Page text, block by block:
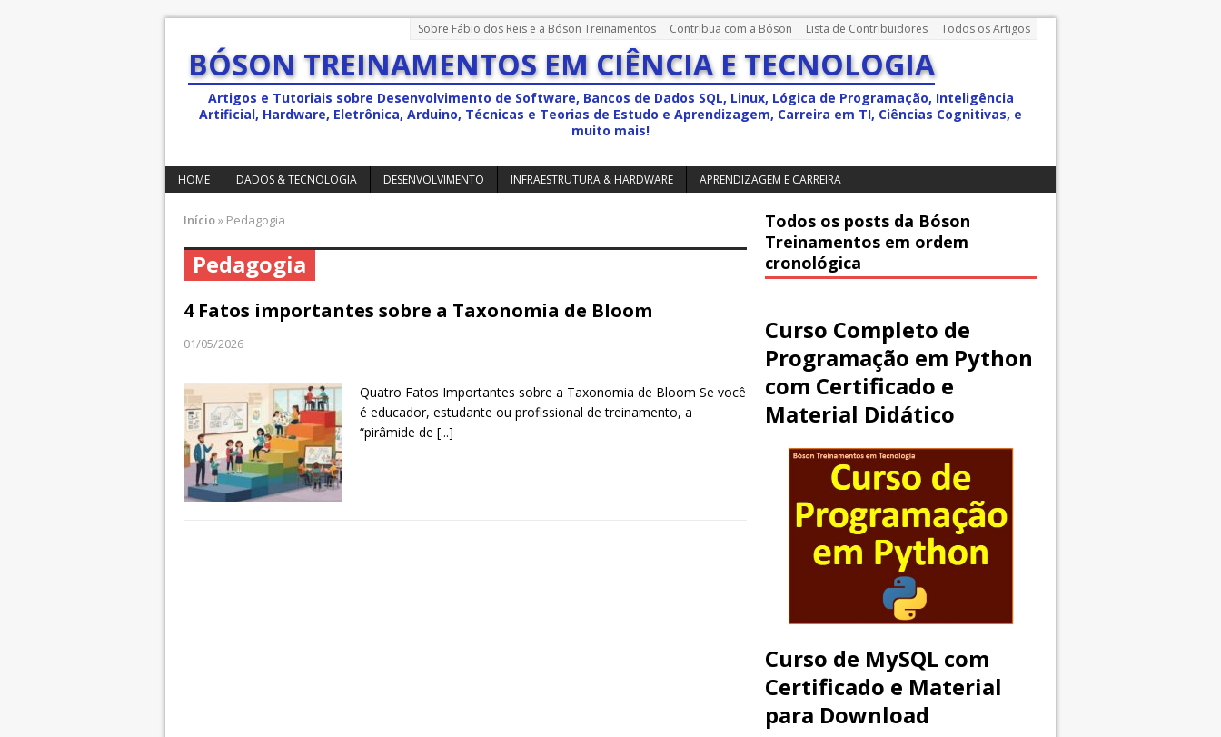
Sobre Fábio dos Reis e a Bóson Treinamentos Contribua com a Bóson Lista de Contribuidores Todos os Artigos
BÓSON TREINAMENTOS EM CIÊNCIA E TECNOLOGIA
Artigos e Tutoriais sobre Desenvolvimento de Software, Bancos de Dados SQL, Linux, Lógica de Programação, Inteligência
Artificial, Hardware, Eletrônica, Arduino, Técnicas e Teorias de Estudo e Aprendizagem, Carreira em TI, Ciências Cognitivas, e
muito mais!
HOME DADOS & TECNOLOGIA DESENVOLVIMENTO INFRAESTRUTURA & HARDWARE APRENDIZAGEM E CARREIRA
Início» Pedagogia
Pedagogia
4 Fatos importantes sobre a Taxonomia de Bloom
01/05/2026
Quatro Fatos Importantes sobre a Taxonomia de Bloom Se você
é educador, estudante ou profissional de treinamento, a
“pirâmide de [...]
Todos os posts da Bóson
Treinamentos em ordem
cronológica
Curso Completo de
Programação em Python
com Certificado e
Material Didático
Curso de MySQL com
Certificado e Material
para Download